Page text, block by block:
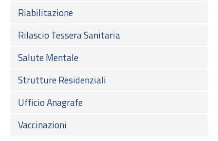
Riabilitazione
Rilascio Tessera Sanitaria
Salute Mentale
Strutture Residenziali
Ufficio Anagrafe
Vaccinazioni